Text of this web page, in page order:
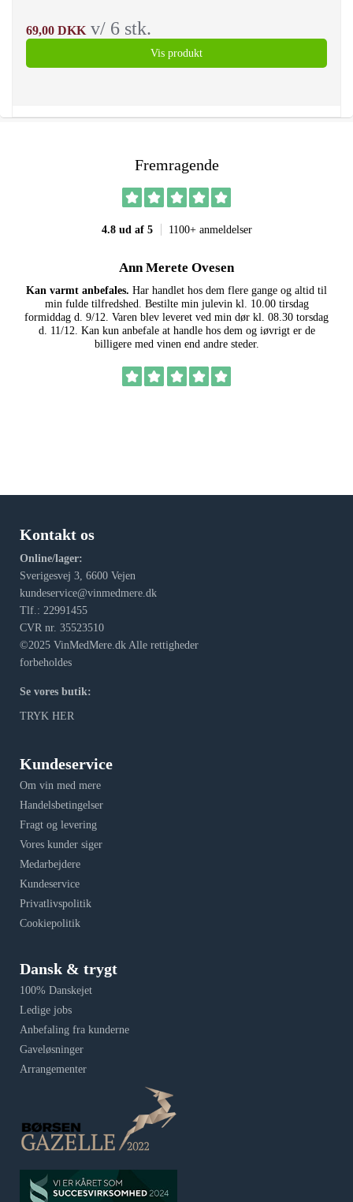
69,00 DKK v/ 6 stk.
Vis produkt
Fremragende
4.8 ud af 5 1100+ anmeldelser
Ann Merete Ovesen
Kan varmt anbefales. Har handlet hos dem flere gange og altid til
min fulde tilfredshed. Bestilte min julevin kl. 10.00 tirsdag
formiddag d. 9/12. Varen blev leveret ved min dør kl. 08.30 torsdag
d. 11/12. Kan kun anbefale at handle hos dem og iøvrigt er de
billigere med vinen end andre steder.
Kontakt os
Online/lager:
Sverigesvej 3, 6600 Vejen
kundeservice@vinmedmere.dk
Tlf.: 22991455
CVR nr. 35523510
©2025 VinMedMere.dk Alle rettigheder
forbeholdes
Se vores butik:
TRYK HER
Kundeservice
Om vin med mere
Handelsbetingelser
Fragt og levering
Vores kunder siger
Medarbejdere
Kundeservice
Privatlivspolitik
Cookiepolitik
Dansk & trygt
100% Danskejet
Ledige jobs
Anbefaling fra kunderne
Gaveløsninger
Arrangementer